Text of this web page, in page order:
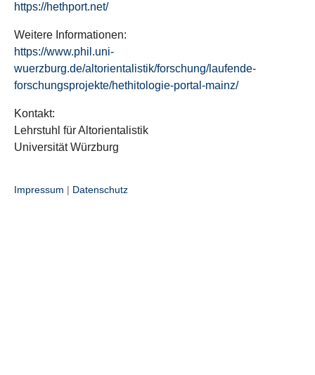
https://hethport.net/
Weitere Informationen:
https://www.phil.uni-
wuerzburg.de/altorientalistik/forschung/laufende-
forschungsprojekte/hethitologie-portal-mainz/
Kontakt:
Lehrstuhl für Altorientalistik
Universität Würzburg
Impressum | Datenschutz